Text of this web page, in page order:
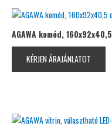
AGAWA komód,
KÉRJEN ÁRAJÁNLATOT